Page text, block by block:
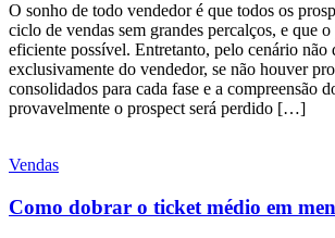
O sonho de todo vendedor é que todos os
ciclo de vendas sem grandes percalços, e que
eficiente possível. Entretanto, pelo cenário não
exclusivamente do vendedor, se não houver
consolidados para cada fase e a compreensão
provavelmente o prospect será perdido […]
Vendas
Como dobrar o ticket médio em